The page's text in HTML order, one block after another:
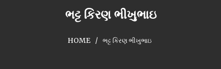
ભટ્ટ કિરણ ભીખુભાઇ
HOME ભટ્ટ કિરણ ભીખુભાઇ